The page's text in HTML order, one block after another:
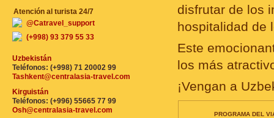
disfrutar de los
hospitalidad de
Este
los más
¡Vengan a
PROGRAMA DEL
Atención al turista 24/7
@Catravel_support
(+998) 93 379 55 33
Uzbekistán
Teléfonos: (+998) 71 20002 99
Tashkent@centralasia-travel.com
Kirguistán
Teléfonos: (+996) 55665 77 99
Osh@centralasia-travel.com